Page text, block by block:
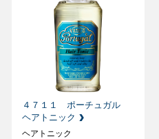
４７１１ ポーチュガル
ヘアトニック
ヘアトニック